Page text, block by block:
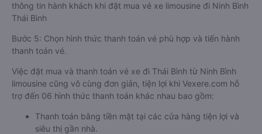
thông tin hành khách khi đặt mua vé xe limousine đi Ninh Bình
Thái Bình
Bước 5: Chọn hình thức thanh toán vé phù hợp và tiến hành
thanh toán vé.
Việc đặt mua và thanh toán vé xe đi Thái Bình từ Ninh Bình
limousine cũng vô cùng đơn giản, tiện lợi khi Vexere.com hỗ
trợ đến 06 hình thức thanh toán khác nhau bao gồm:
Thanh toán bằng tiền mặt tại các cửa hàng tiện lợi và
siêu thị gần nhà.